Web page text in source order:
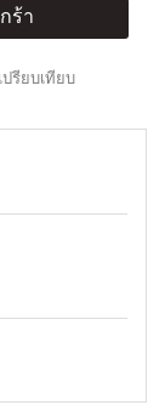
ร้า
ปรียบเทียบ